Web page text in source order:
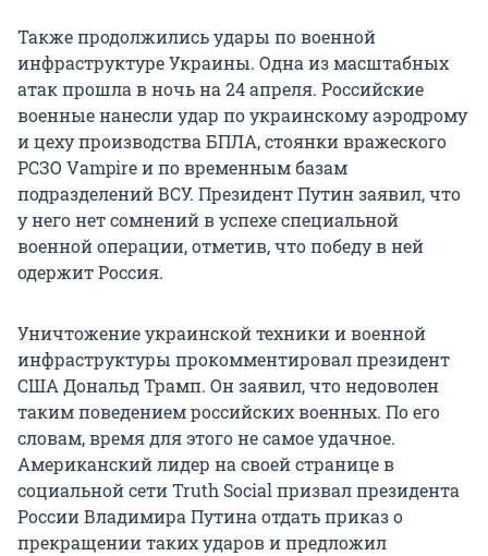
Также продолжились удары по военной
инфраструктуре Украины. Одна из масштабных
атак прошла в ночь на 24 апреля. Российские
военные нанесли удар по украинскому аэродрому
и цеху производства БПЛА, стоянки вражеского
РСЗО Vampire и по временным базам
подразделений ВСУ. Президент Путин заявил, что
у него нет сомнений в успехе специальной
военной операции, отметив, что победу в ней
одержит Россия.
Уничтожение украинской техники и военной
инфраструктуры прокомментировал президент
США Дональд Трамп. Он заявил, что недоволен
таким поведением российских военных. По его
словам, время для этого не самое удачное.
Американский лидер на своей странице в
социальной сети Truth Social призвал президента
России Владимира Путина отдать приказ о
прекращении таких ударов и предложил